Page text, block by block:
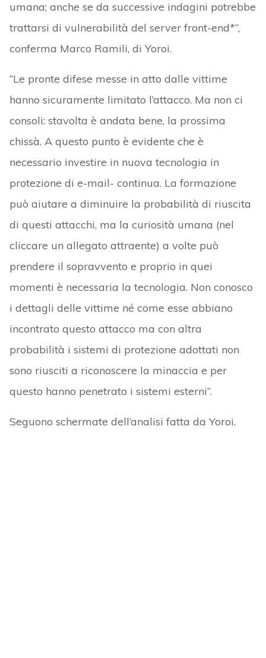
umana; anche se da successive indagini potrebbe
trattarsi di vulnerabilità del server front-end*”,
conferma Marco Ramili, di Yoroi.
“Le pronte difese messe in atto dalle vittime
hanno sicuramente limitato l’attacco. Ma non ci
consoli: stavolta è andata bene, la prossima
chissà. A questo punto è evidente che è
necessario investire in nuova tecnologia in
protezione di e-mail- continua. La formazione
può aiutare a diminuire la probabilità di riuscita
di questi attacchi, ma la curiosità umana (nel
cliccare un allegato attraente) a volte può
prendere il sopravvento e proprio in quei
momenti è necessaria la tecnologia. Non conosco
i dettagli delle vittime né come esse abbiano
incontrato questo attacco ma con altra
probabilità i sistemi di protezione adottati non
sono riusciti a riconoscere la minaccia e per
questo hanno penetrato i sistemi esterni”.
Seguono schermate dell’analisi fatta da Yoroi.